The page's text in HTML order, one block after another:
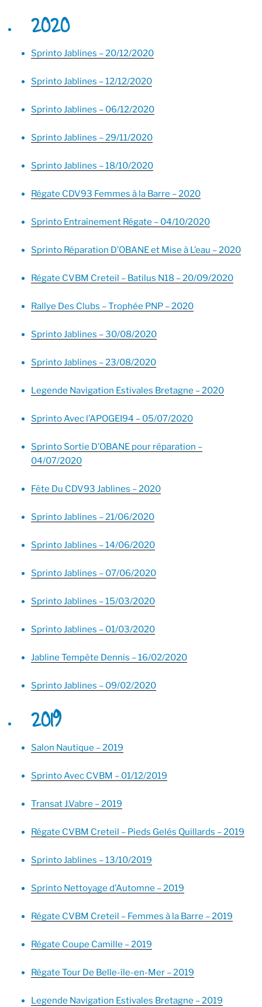
2020
Sprinto Jablines – 20/12/2020
Sprinto Jablines – 12/12/2020
Sprinto Jablines – 06/12/2020
Sprinto Jablines – 29/11/2020
Sprinto Jablines – 18/10/2020
Régate CDV93 Femmes à la Barre – 2020
Sprinto Entraînement Régate – 04/10/2020
Sprinto Réparation D’OBANE et Mise à L’eau – 2020
Régate CVBM Creteil – Batilus N18 – 20/09/2020
Rallye Des Clubs – Trophée PNP – 2020
Sprinto Jablines – 30/08/2020
Sprinto Jablines – 23/08/2020
Legende Navigation Estivales Bretagne – 2020
Sprinto Avec l’APOGEI94 – 05/07/2020
Sprinto Sortie D’OBANE pour réparation –
04/07/2020
Fête Du CDV93 Jablines – 2020
Sprinto Jablines – 21/06/2020
Sprinto Jablines – 14/06/2020
Sprinto Jablines – 07/06/2020
Sprinto Jablines – 15/03/2020
Sprinto Jablines – 01/03/2020
Jabline Tempête Dennis – 16/02/2020
Sprinto Jablines – 09/02/2020
2019
Salon Nautique – 2019
Sprinto Avec CVBM – 01/12/2019
Transat J.Vabre – 2019
Régate CVBM Creteil – Pieds Gelés Quillards – 2019
Sprinto Jablines – 13/10/2019
Sprinto Nettoyage d’Automne – 2019
Régate CVBM Creteil – Femmes à la Barre – 2019
Régate Coupe Camille – 2019
Régate Tour De Belle-île-en-Mer – 2019
Legende Navigation Estivales Bretagne – 2019